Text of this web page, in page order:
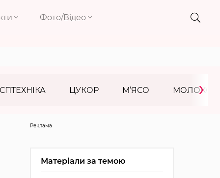
Фото/Відео
ЦУКОР М’ЯСО МОЛОКО
›
Реклама
Матеріали за темою